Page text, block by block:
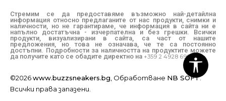
Условия за покупка
Условия за връщане
Стремим се да предоставяме възможно най-детайлна
информация относно предлаганите от нас продукти, снимки и
наличности, но не гарантираме, че информация в сайта ни е
напълно достатъчна - изчерпателна и без грешки. Всички
продукти, визуализирани в сайта, са част от нашите
предложения, но това не означава, че те са постоянно
достъпни. Подробности за наличността на продуктите можете
да получите като се обадите директно на +359 2 4928 699
©2026www.buzzsneakers.bg , Обработване NB SOFT.
Всички права запазени.